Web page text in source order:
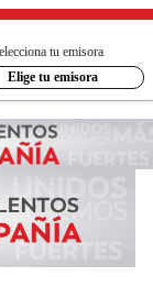
tu emisora
Elige tu emisora